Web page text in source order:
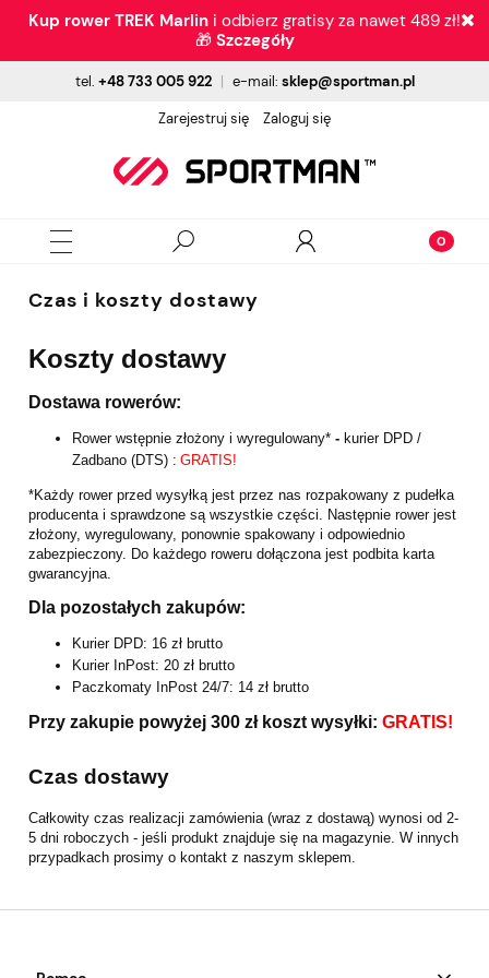
Kup rower TREK Marlin i odbierz gratisy za nawet 489 zł!
🎁 Szczegóły
tel. +48 733 005 922 | e-mail: sklep@sportman.pl
Zarejestruj się
Zaloguj się
Czas i koszty dostawy
Koszty dostawy
Dostawa rowerów:
Rower wstępnie złożony i wyregulowany* - kurier DPD /
Zadbano (DTS) : GRATIS!
*Każdy rower przed wysyłką jest przez nas rozpakowany z pudełka
producenta i sprawdzone są wszystkie części. Następnie rower jest
złożony, wyregulowany, ponownie spakowany i odpowiednio
zabezpieczony. Do każdego roweru dołączona jest podbita karta
gwarancyjna.
Dla pozostałych zakupów:
Kurier DPD: 16 zł brutto
Kurier InPost: 20 zł brutto
Paczkomaty InPost 24/7: 14 zł brutto
Przy zakupie powyżej 300 zł koszt wysyłki: GRATIS!
Czas dostawy
Całkowity czas realizacji zamówienia (wraz z dostawą) wynosi od 2-
5 dni roboczych - jeśli produkt znajduje się na magazynie. W innych
przypadkach prosimy o kontakt z naszym sklepem.